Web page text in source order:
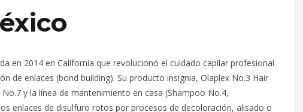
en 2014 en California que revolucionó el cuidado capilar profesional
de enlaces (bond building). Su producto insignia, Olaplex No.3 Hair
y la línea de mantenimiento en casa (Shampoo No.4,
enlaces de disulfuro rotos por procesos de decoloración, alisado o